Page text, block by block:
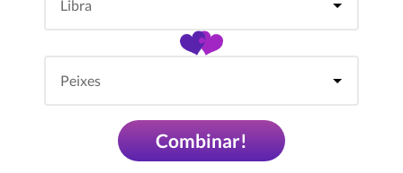
Combinar!